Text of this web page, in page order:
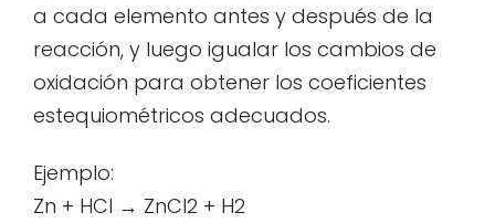
a cada elemento antes y después de la
reacción, y luego igualar los cambios de
oxidación para obtener los coeficientes
estequiométricos adecuados.
Ejemplo:
Zn + HCl → ZnCl2 + H2